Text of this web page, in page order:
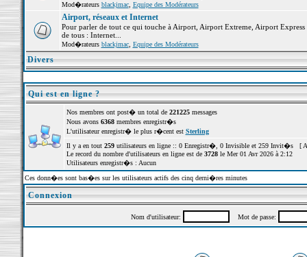
Mod�rateurs blackjmac, Equipe des Modérateurs
Airport, réseaux et Internet
Pour parler de tout ce qui touche à Airport, Airport Extreme, Airport
de tous : Internet...
Mod�rateurs blackjmac, Equipe des Modérateurs
Divers
Qui est en ligne ?
Nos membres ont post� un total de 221225messages
Nous avons 6368membres enregistr�s
L'utilisateur enregistr� le plus r�cent est Sterling
Il y a en tout 259utilisateurs en ligne :: 0 Enregistr�, 0 Invisible et 259 Invit�s [
Le record du nombre d'utilisateurs en ligne est de 3728le Mer 01 Avr 2026 à 2:12
Utilisateurs enregistr�s : Aucun
Ces donn�es sont bas�es sur les utilisateurs actifs des cinq derni�res minutes
Connexion
Nom d'utilisateur: Mot de passe: